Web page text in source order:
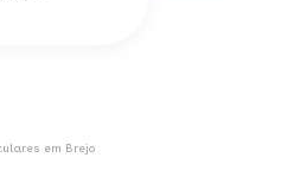
em Brejo